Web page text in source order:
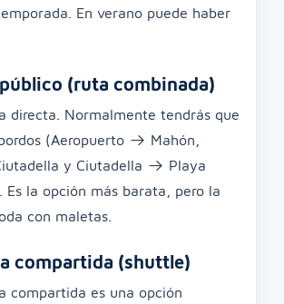
En verano puede haber
(ruta combinada)
directa. Normalmente tendrás que
(Aeropuerto → Mahón,
y Ciutadella → Playa
Es la opción más barata, pero la
con maletas.
compartida (shuttle)
compartida es una opción